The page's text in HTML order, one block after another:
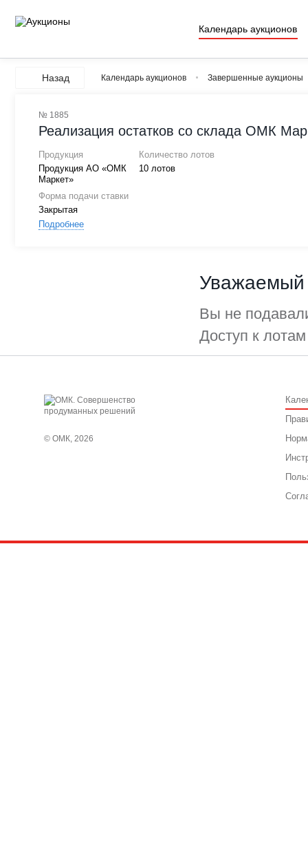
Календарь аукционов
Назад Календарь аукционов Завершенные аукционы
№ 1885
Реализация остатков со склада ОМК
Продукция
Продукция АО «ОМК
Маркет»
Количество лотов
10 лотов
Форма подачи ставки
Закрытая
Подробнее
Уважаемый
Вы не
Доступ к
© ОМК, 2026